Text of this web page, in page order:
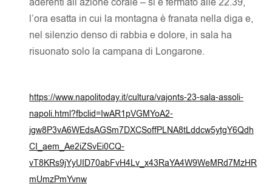
l’ora esatta in cui la montagna è franata nella diga e,
nel silenzio denso di rabbia e dolore, in sala ha
risuonato solo la campana di Longarone.
https://www.napolitoday.it/cultura/vajonts-23-sala-assoli-
napoli.html?fbclid=IwAR1pVGMYoA2-
jgw8P3vA6WEdsAGSm7DXCSoffPLNA8tLddcw5ytgY6Qdh
CI_aem_Ae2iZSvEi0CQ-
vT8KRs9jYyUID70abFvH4Lv_x43RaYA4W9WeMRd7MzHR
mUmzPmYvnw